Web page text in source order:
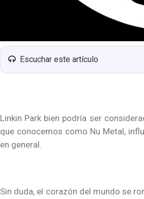
Escuchar este artículo
Linkin Park bien podría ser
que conocemos como Nu Metal,
en general.
Sin duda, el corazón del mundo se